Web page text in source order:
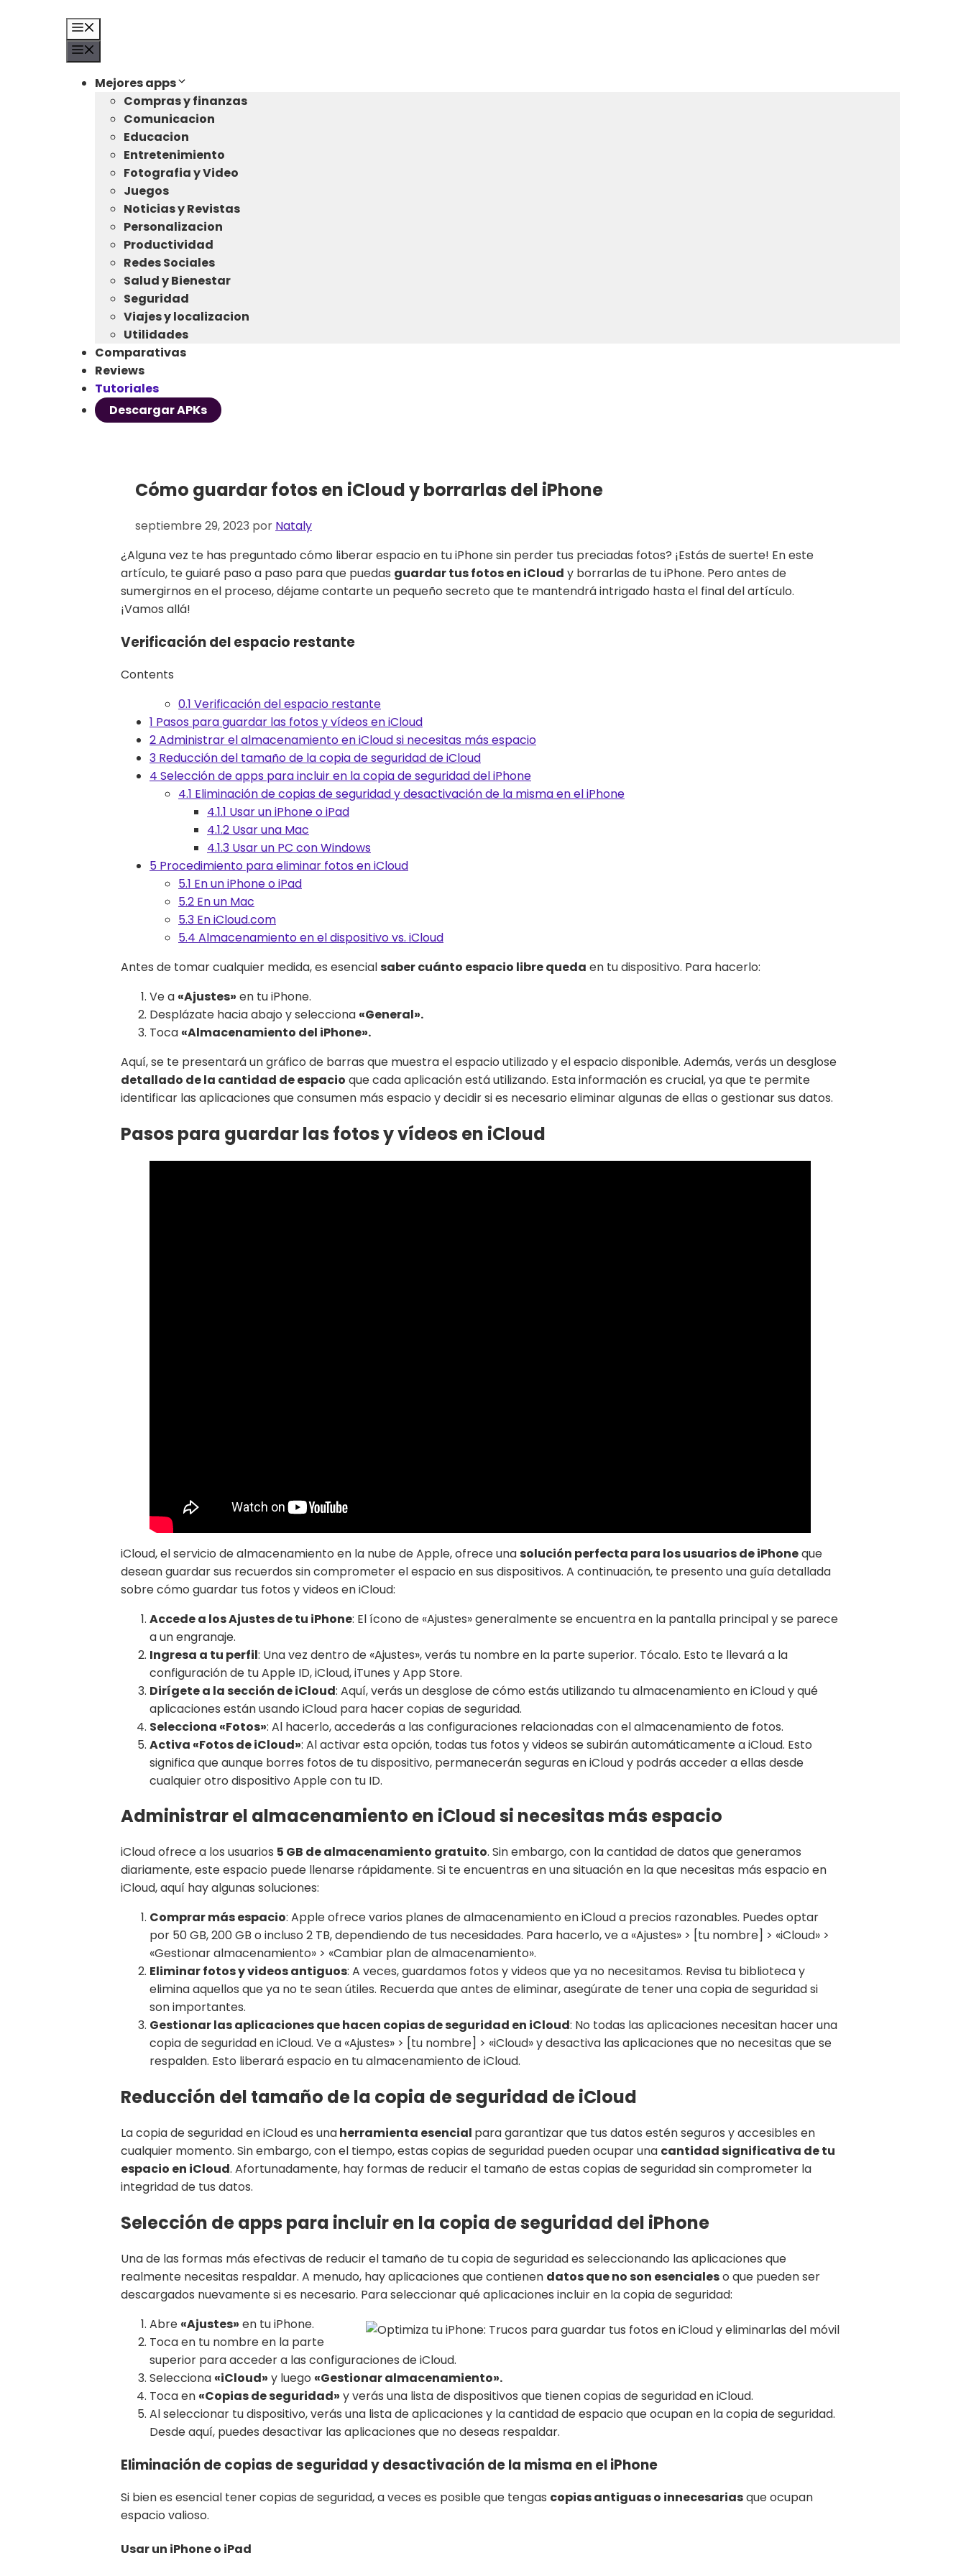
contenido
Mejores apps
Compras y finanzas
Comunicacion
Educacion
Entretenimiento
Fotografia y Video
Juegos
Noticias y Revistas
Personalizacion
Productividad
Redes Sociales
Salud y Bienestar
Seguridad
Viajes y localizacion
Utilidades
Comparativas
Reviews
Tutoriales
Descargar APKs
Cómo guardar fotos en iCloud y borrarlas del iPhone
septiembre 29, 2023 por Nataly
¿Alguna vez te has preguntado cómo liberar espacio en tu iPhone sin perder tus preciadas fotos? ¡Estás de suerte! En este
artículo, te guiaré paso a paso para que puedas guardar tus fotos en iCloud y borrarlas de tu iPhone. Pero antes de
sumergirnos en el proceso, déjame contarte un pequeño secreto que te mantendrá intrigado hasta el final del artículo.
¡Vamos allá!
Verificación del espacio restante
Contents
0.1 Verificación del espacio restante
1 Pasos para guardar las fotos y vídeos en iCloud
2Administrar el almacenamiento en iCloud si necesitas más espacio
3 Reducción del tamaño de la copia de seguridad de iCloud
4 Selección de apps para incluir en la copia de seguridad del iPhone
4.1 Eliminación de copias de seguridad y desactivación de la misma en el iPhone
4.1.1 Usar un iPhone o iPad
4.1.2 Usar una Mac
4.1.3 Usar un PC con Windows
5 Procedimiento para eliminar fotos en iCloud
5.1 En un iPhone o iPad
5.2 En un Mac
5.3 En iCloud.com
5.4 Almacenamiento en el dispositivo vs. iCloud
Antes de tomar cualquier medida, es esencialsaber cuánto espacio libre queda en tu dispositivo. Para hacerlo:
Ve a «Ajustes» en tu iPhone.
Desplázate hacia abajo y selecciona «General».
Toca «Almacenamiento del iPhone».
Aquí, se te presentará un gráfico de barras que muestra el espacio utilizado y el espacio disponible. Además, verás un desglose
detallado de la cantidad de espacio que cada aplicación está utilizando. Esta información es crucial, ya que te permite
identificar las aplicaciones que consumen más espacio y decidir si es necesario eliminar algunas de ellas o gestionar sus datos.
Pasos para guardar las fotos y vídeos en iCloud
iCloud, el servicio de almacenamiento en la nube de Apple, ofrece unasolución perfecta para los usuarios de iPhoneque
desean guardar sus recuerdos sin comprometer el espacio en sus dispositivos. A continuación, te presento una guía detallada
sobre cómo guardar tus fotos y videos en iCloud:
Accede a los Ajustes de tu iPhone: El ícono de «Ajustes» generalmente se encuentra en la pantalla principal y se parece
a un engranaje.
Ingresa a tu perfil: Una vez dentro de «Ajustes», verás tu nombre en la parte superior. Tócalo. Esto te llevará a la
configuración de tu Apple ID, iCloud, iTunes y App Store.
Dirígete a la sección de iCloud: Aquí, verás un desglose de cómo estás utilizando tu almacenamiento en iCloud y qué
aplicaciones están usando iCloud para hacer copias de seguridad.
Selecciona «Fotos»: Al hacerlo, accederás a las configuraciones relacionadas con el almacenamiento de fotos.
Activa «Fotos de iCloud»: Al activar esta opción, todas tus fotos y videos se subirán automáticamente a iCloud. Esto
significa que aunque borres fotos de tu dispositivo, permanecerán seguras en iCloud y podrás acceder a ellas desde
cualquier otro dispositivo Apple con tu ID.
Administrar el almacenamiento en iCloud si necesitas más espacio
iCloud ofrece a los usuarios 5 GB de almacenamiento gratuito. Sin embargo, con la cantidad de datos que generamos
diariamente, este espacio puede llenarse rápidamente. Si te encuentras en una situación en la que necesitas más espacio en
iCloud, aquí hay algunas soluciones:
Comprar más espacio: Apple ofrece varios planes de almacenamiento en iCloud a precios razonables. Puedes optar
por 50 GB, 200 GB o incluso 2 TB, dependiendo de tus necesidades. Para hacerlo, ve a «Ajustes» > [tu nombre] > «iCloud» >
«Gestionar almacenamiento» > «Cambiar plan de almacenamiento».
Eliminar fotos y videos antiguos: A veces, guardamos fotos y videos que ya no necesitamos. Revisa tu biblioteca y
elimina aquellos que ya no te sean útiles. Recuerda que antes de eliminar, asegúrate de tener una copia de seguridad si
son importantes.
Gestionar las aplicaciones que hacen copias de seguridad en iCloud: No todas las aplicaciones necesitan hacer una
copia de seguridad en iCloud. Ve a «Ajustes» > [tu nombre] > «iCloud» y desactiva las aplicaciones que no necesitas que se
respalden. Esto liberará espacio en tu almacenamiento de iCloud.
Reducción del tamaño de la copia de seguridad de iCloud
La copia de seguridad en iCloud es unaherramienta esencial para garantizar que tus datos estén seguros y accesibles en
cualquier momento. Sin embargo, con el tiempo, estas copias de seguridad pueden ocupar una cantidad significativa de tu
espacio en iCloud. Afortunadamente, hay formas de reducir el tamaño de estas copias de seguridad sin comprometer la
integridad de tus datos.
Selección de apps para incluir en la copia de seguridad del iPhone
Una de las formas más efectivas de reducir el tamaño de tu copia de seguridad es seleccionando las aplicaciones que
realmente necesitas respaldar. A menudo, hay aplicaciones que contienen datos que no son esencialeso que pueden ser
descargados nuevamente si es necesario. Para seleccionar qué aplicaciones incluir en la copia de seguridad:
Abre «Ajustes» en tu iPhone.
Toca en tu nombre en la parte
superior para acceder a las configuraciones de iCloud.
Selecciona «iCloud» y luego «Gestionar almacenamiento».
Toca en «Copias de seguridad» y verás una lista de dispositivos que tienen copias de seguridad en iCloud.
Al seleccionar tu dispositivo, verás una lista de aplicaciones y la cantidad de espacio que ocupan en la copia de seguridad.
Desde aquí, puedes desactivar las aplicaciones que no deseas respaldar.
Eliminación de copias de seguridad y desactivación de la misma en el iPhone
Si bien es esencial tener copias de seguridad, a veces es posible que tengas copias antiguas o innecesariasque ocupan
espacio valioso.
Usar un iPhone o iPad